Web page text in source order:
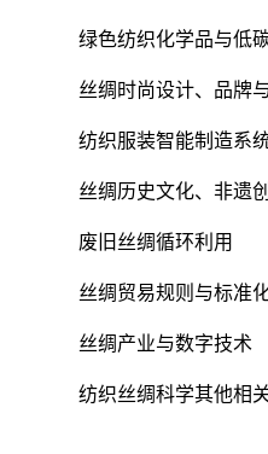
绿色纺织化学品与低
丝绸时尚设计、品牌
纺织服装智能制造系
丝绸历史文化、非遗
废旧丝绸循环利用
丝绸贸易规则与标准
丝绸产业与数字技术
纺织丝绸科学其他相